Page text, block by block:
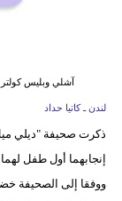
آشلي وبليس كولتر
لندن ـ كاتيا حداد
ذكرت صحيفة "ديلي ميل"
إنجابهما أول طفل
ووفقا إلى الصحيفة